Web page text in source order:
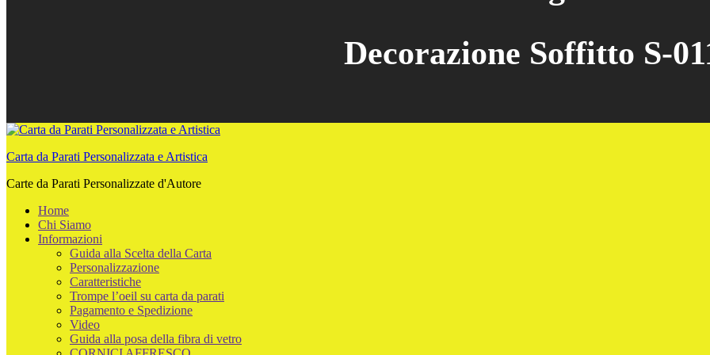
Decorazione Soffitto S-
Carta da Parati Personalizzata e Artistica
Carte da Parati Personalizzate d'Autore
Home
Chi Siamo
Informazioni
Guida alla Scelta della Carta
Personalizzazione
Caratteristiche
Trompe l’oeil su carta da parati
Pagamento e Spedizione
Video
Guida alla posa della fibra di vetro